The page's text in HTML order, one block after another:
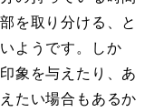
を取り分ける、と
ようです。しか
象を与えたり、あ
たい場合もあるか